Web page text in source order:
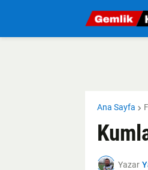
Ana Sayfa
Yazar